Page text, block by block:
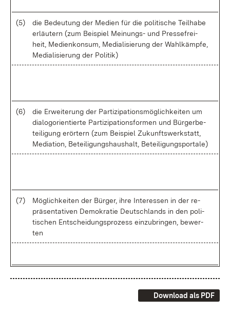
(5)
die Be­deu­tung der Me­di­en für die po­li­ti­sche Teil­ha­be
er­läu­tern (zum Bei­spiel Mei­nungs- und Pres­se­frei­
heit, Me­di­en­kon­sum, Me­dia­li­sie­rung der Wahl­kämp­fe,
Me­dia­li­sie­rung der Po­li­tik)
(6)
die Er­wei­te­rung der Par­ti­zi­pa­ti­ons­mög­lich­kei­ten um
dia­lo­gori­en­tier­te Par­ti­zi­pa­ti­ons­for­men und Bür­ger­be­
tei­li­gung er­ör­tern (zum Bei­spiel Zu­kunfts­werk­statt,
Me­dia­ti­on, Be­tei­li­gungs­haus­halt, Be­tei­li­gungspor­ta­le)
(7)
Mög­lich­kei­ten der Bür­ger, ih­re In­ter­es­sen in der re­
prä­sen­ta­ti­ven De­mo­kra­tie Deutsch­lands in den po­li­
ti­schen Ent­schei­dungs­pro­zess ein­zu­brin­gen, be­wer­
ten
Download als PDF